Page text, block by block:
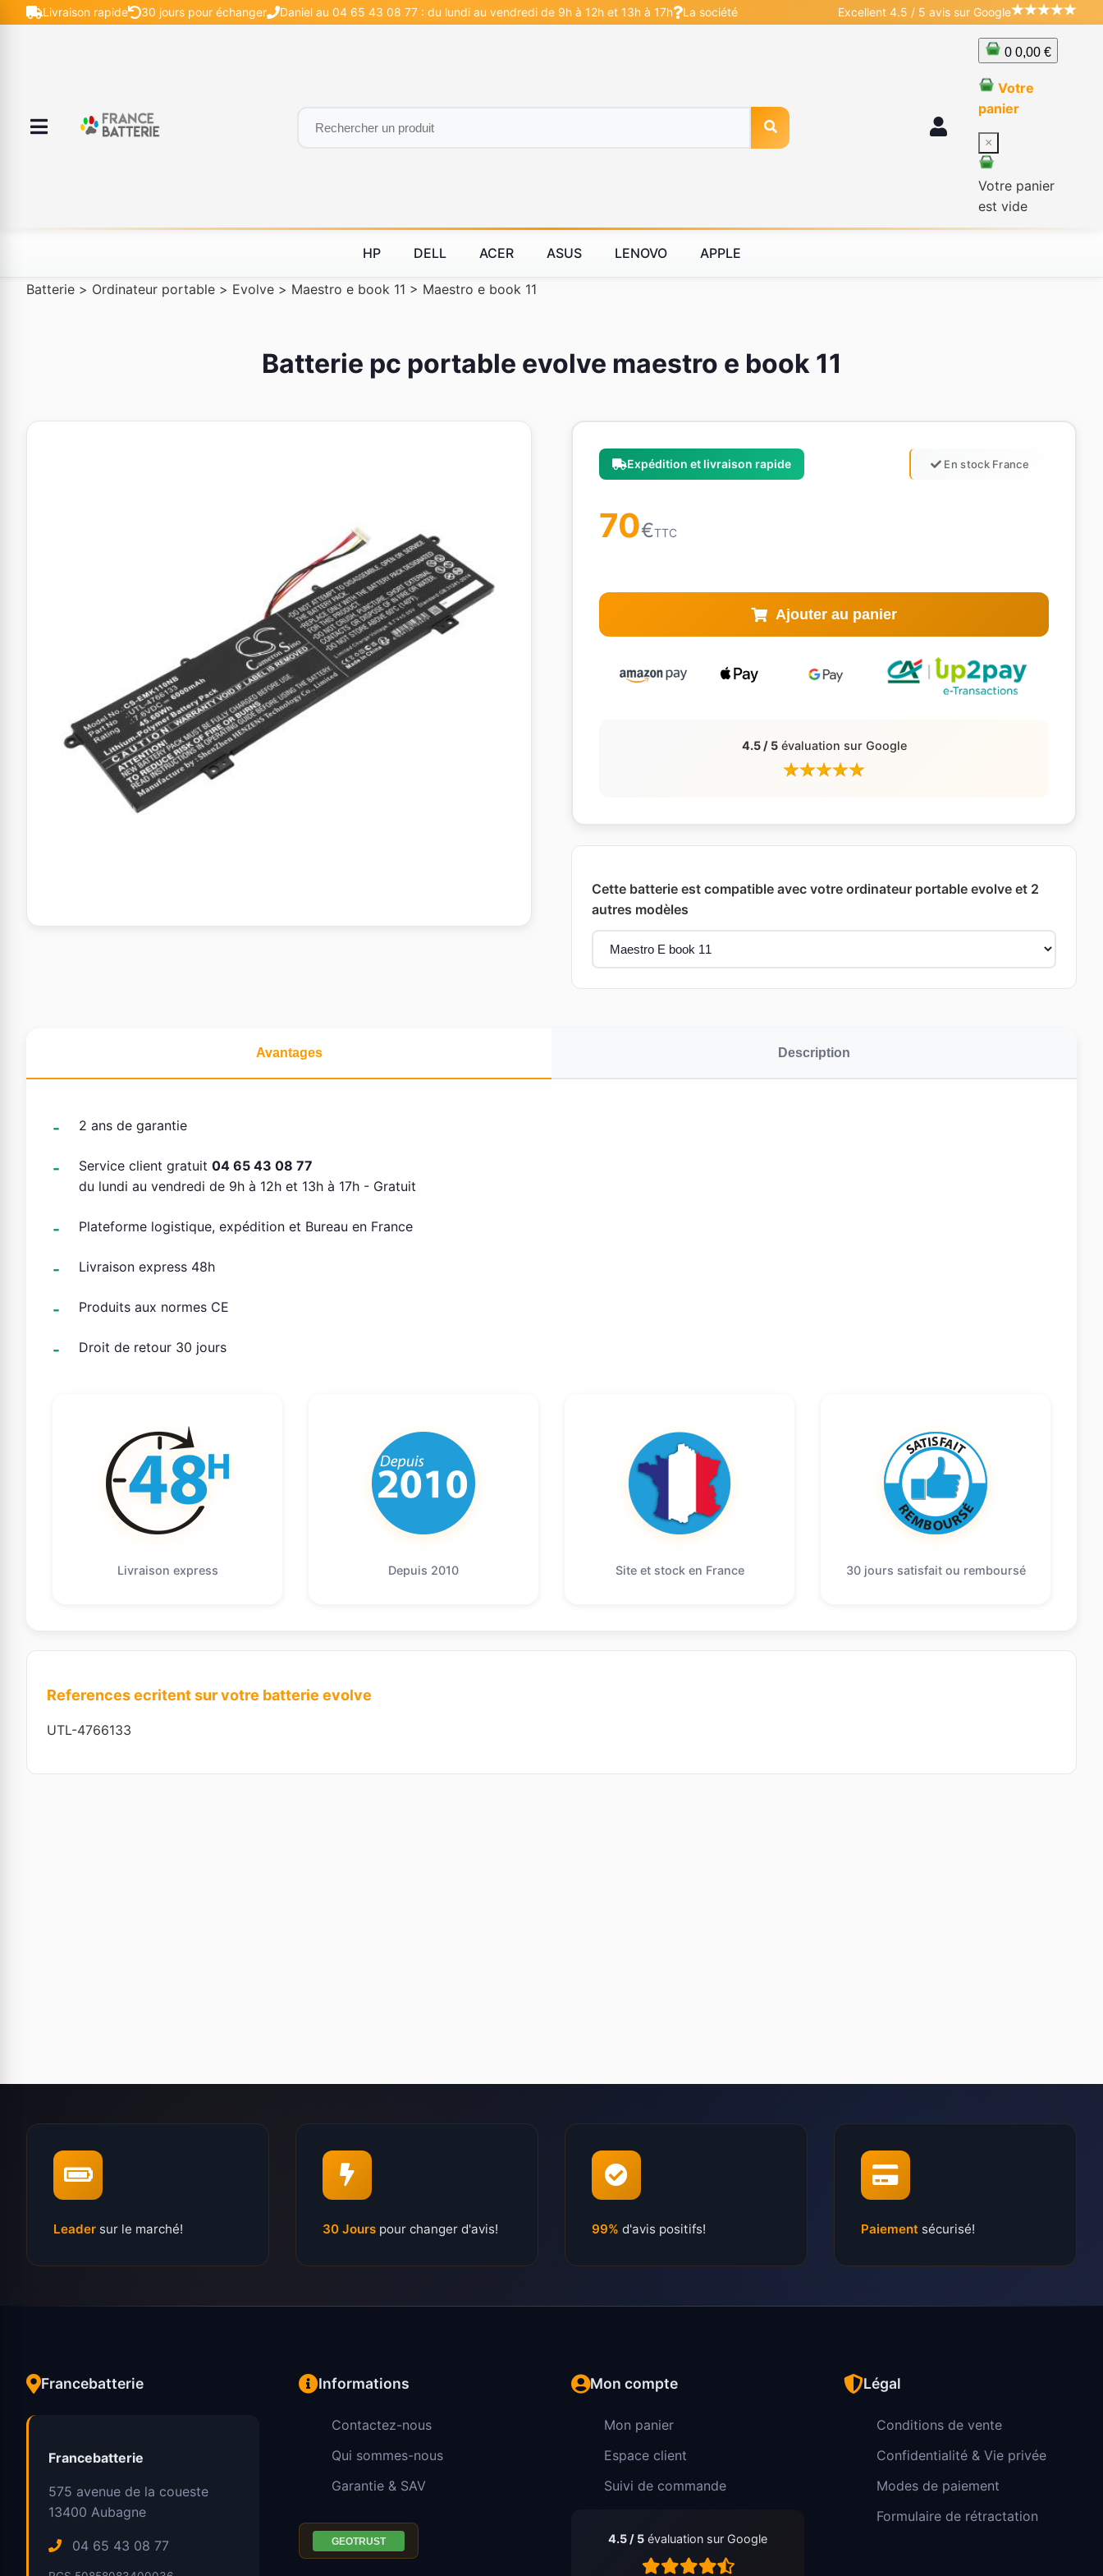
Livraison rapide 30 jours pour échanger Daniel au 04 65 43 08 77 : du lundi au vendredi de 9h à 12h et 13h à 17h La société Excellent 4.5 / 5 avis sur Google
0 0,00 €
Votre
panier
×
Votre panier
est vide
HP DELL ACER ASUS LENOVO APPLE
Batterie > Ordinateur portable > Evolve > Maestro e book 11 > Maestro e book 11
Batterie pc portable evolve maestro e book 11
Expédition et livraison rapide En stock France
70€TTC
Ajouter au panier
4.5 / 5évaluation sur Google
Cette batterie est compatible avec votre ordinateur portable evolve et 2
autres modèles
Avantages Description
2 ans de garantie
Service client gratuit 04 65 43 08 77
du lundi au vendredi de 9h à 12h et 13h à 17h - Gratuit
Plateforme logistique, expédition et Bureau en France
Livraison express 48h
Produits aux normes CE
Droit de retour 30 jours
Livraison express Depuis 2010 Site et stock en France 30 jours satisfait ou remboursé
References ecritent sur votre batterie evolve
UTL-4766133
Leader sur le marché! 30 Jours pour changer d'avis! 99% d'avis positifs! Paiement sécurisé!
Francebatterie
Francebatterie
575 avenue de la coueste
13400 Aubagne
04 65 43 08 77
Informations
Contactez-nous
Qui sommes-nous
Garantie & SAV
Mon compte
Mon panier
Espace client
Suivi de commande
4.5 / 5 évaluation sur Google
Légal
Conditions de vente
Confidentialité & Vie privée
Modes de paiement
Formulaire de rétractation